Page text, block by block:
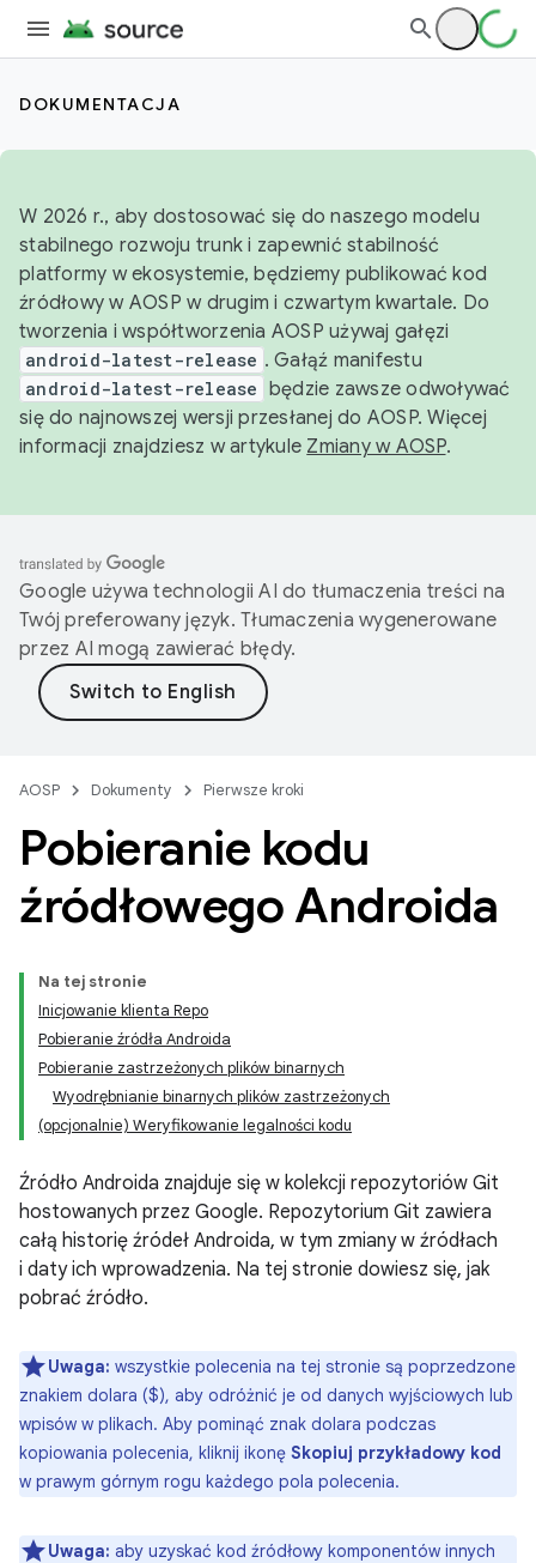
DOKUMENTACJA
W 2026 r., aby dostosować się do naszego modelu
stabilnego rozwoju trunk i zapewnić stabilność
platformy w ekosystemie, będziemy publikować kod
źródłowy w AOSP w drugim i czwartym kwartale. Do
tworzenia i współtworzenia AOSP używaj gałęzi
android-latest-release . Gałąź manifestu
android-latest-release będzie zawsze odwoływać
się do najnowszej wersji przesłanej do AOSP. Więcej
informacji znajdziesz w artykule Zmiany w AOSP.
Google używa technologii AI do tłumaczenia treści na
Twój preferowany język. Tłumaczenia wygenerowane
przez AI mogą zawierać błędy.
AOSP Dokumenty Pierwsze kroki
Pobieranie kodu
źródłowego Androida
Na tej stronie
Inicjowanie klienta Repo
Pobieranie źródła Androida
Pobieranie zastrzeżonych plików binarnych
Wyodrębnianie binarnych plików zastrzeżonych
(opcjonalnie) Weryfikowanie legalności kodu
Źródło Androida znajduje się w kolekcji repozytoriów Git
hostowanych przez Google. Repozytorium Git zawiera
całą historię źródeł Androida, w tym zmiany w źródłach
i daty ich wprowadzenia. Na tej stronie dowiesz się, jak
pobrać źródło.
Uwaga: wszystkie polecenia na tej stronie są poprzedzone
znakiem dolara ($), aby odróżnić je od danych wyjściowych lub
wpisów w plikach. Aby pominąć znak dolara podczas
kopiowania polecenia, kliknij ikonę Skopiuj przykładowy kod
w prawym górnym rogu każdego pola polecenia.
Uwaga: aby uzyskać kod źródłowy komponentów innych